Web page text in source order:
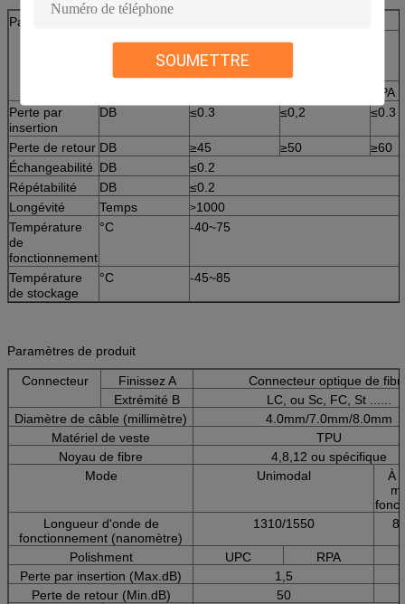
SOUMETTRE
Paramètre
SM (9/125)
RPA
Perte par
insertion
DB ≤0.3 ≤0,2 ≤0.3
Perte de retour DB ≥45 ≥50
≥60
Échangeabilité DB
≤0.2
Répétabilité
DB
≤0.2
Longévité
Temps >1000
Température
de
fonctionnement
°C -40~75
Température
de stockage
°C -45~85
Paramètres de produit
Connecteur Finissez A
Connecteur optique de
Extrémité B
LC, ou Sc, FC, St ......
Diamètre de câble (millimètre)
4.0mm/7.0mm/8.0mm
Matériel de veste
TPU
Noyau de fibre
4,8,12 ou spécifique
Mode
Unimodal
À
Longueur d'onde de
fonctionnement (nanomètre)
1310/1550
Polishment UPC
RPA
Perte par insertion (Max.dB)
1,5
Perte de retour (Min.dB)
50